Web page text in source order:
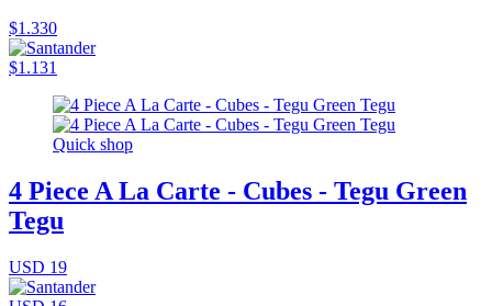
$1.330
$1.131
Quick shop
4 Piece A La Carte - Cubes - Tegu Green
Tegu
USD 19